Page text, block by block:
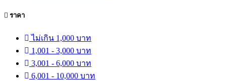
ราคา
ไม่เกิน 1,000 บาท
1,001 - 3,000 บาท
3,001 - 6,000 บาท
6,001 - 10,000 บาท